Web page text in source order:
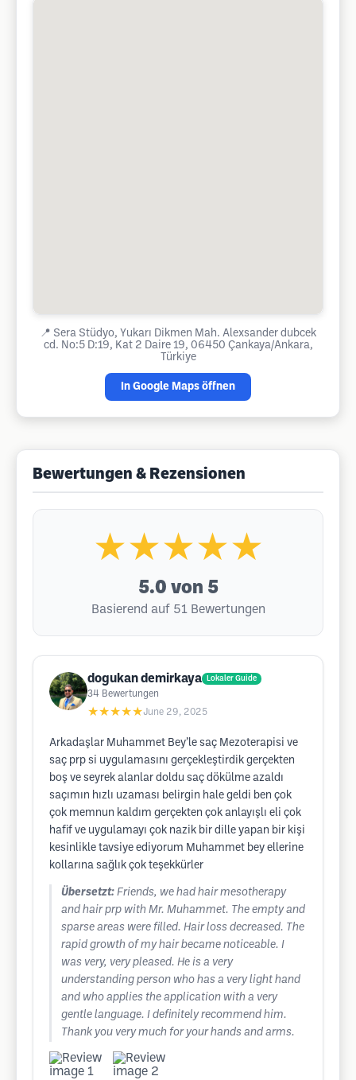
📍 Sera Stüdyo, Yukarı Dikmen Mah. Alexsander dubcek
cd. No:5 D:19, Kat 2 Daire 19, 06450 Çankaya/Ankara,
Türkiye
In Google Maps öffnen
Bewertungen & Rezensionen
★★★★★
5.0 von 5
Basierend auf 51 Bewertungen
dogukan demirkaya Lokaler Guide
34 Bewertungen
★★★★★June 29, 2025
Arkadaşlar Muhammet Bey’le saç Mezoterapisi ve
saç prp si uygulamasını gerçekleştirdik gerçekten
boş ve seyrek alanlar doldu saç dökülme azaldı
saçımın hızlı uzaması belirgin hale geldi ben çok
çok memnun kaldım gerçekten çok anlayışlı eli çok
hafif ve uygulamayı çok nazik bir dille yapan bir kişi
kesinlikle tavsiye ediyorum Muhammet bey ellerine
kollarına sağlık çok teşekkürler
Übersetzt: Friends, we had hair mesotherapy
and hair prp with Mr. Muhammet. The empty and
sparse areas were filled. Hair loss decreased. The
rapid growth of my hair became noticeable. I
was very, very pleased. He is a very
understanding person who has a very light hand
and who applies the application with a very
gentle language. I definitely recommend him.
Thank you very much for your hands and arms.